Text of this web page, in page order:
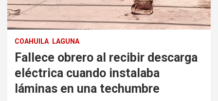
COAHUILA LAGUNA
Fallece obrero al recibir descarga
eléctrica cuando instalaba
láminas en una techumbre